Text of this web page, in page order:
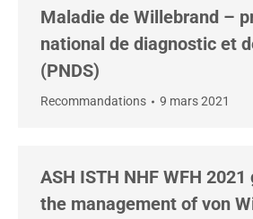
Maladie de Willebrand –
national de diagnostic et
(PNDS)
Recommandations 9 mars 2021
ASH ISTH NHF WFH
the management of von